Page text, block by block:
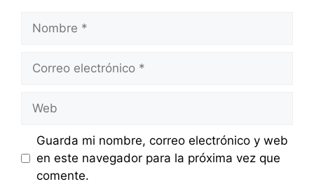
Nombre
Correo
Web
Guarda mi nombre, correo electrónico y web
en este navegador para la próxima vez que
comente.